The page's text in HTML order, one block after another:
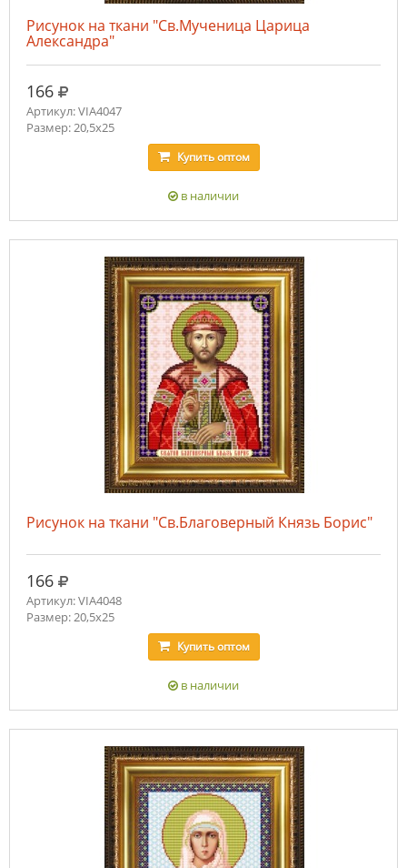
Рисунок на ткани "Св.Мученица Царица
Александра"
166 руб.
Артикул: VIA4047
Размер: 20,5х25
Купитьоптом
в наличии
Рисунок на ткани "Св.Благоверный Князь Борис"
166 руб.
Артикул: VIA4048
Размер: 20,5х25
Купитьоптом
в наличии